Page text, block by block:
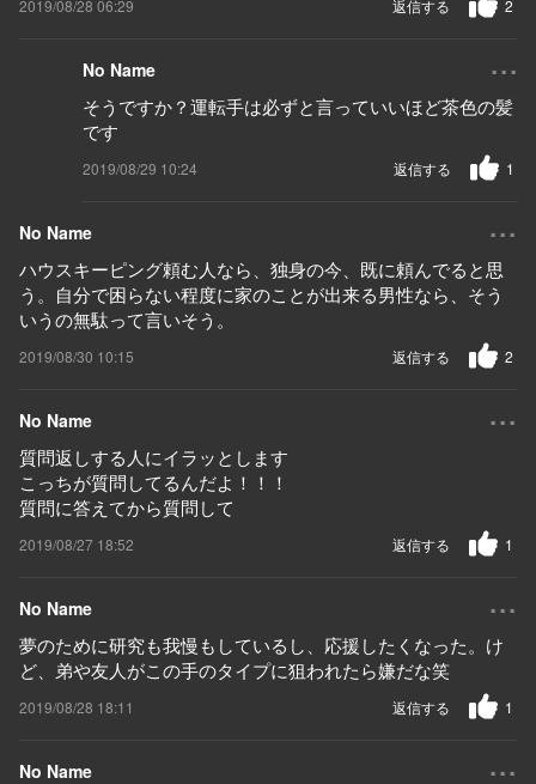
2019/08/28 06:29 2
返信する
No Name ...
そうですか？運転手は必ずと言っていいほど茶色の髪
です
2019/08/29 10:24 1
返信する
No Name ...
ハウスキーピング頼む人なら、独身の今、既に頼んでると思
う。自分で困らない程度に家のことが出来る男性なら、そう
いうの無駄って言いそう。
2019/08/30 10:15 2
返信する
No Name ...
質問返しする人にイラッとします
こっちが質問してるんだよ！！！
質問に答えてから質問して
2019/08/27 18:52 1
返信する
No Name ...
夢のために研究も我慢もしているし、応援したくなった。け
ど、弟や友人がこの手のタイプに狙われたら嫌だな笑
2019/08/28 18:11 1
返信する
No Name ...